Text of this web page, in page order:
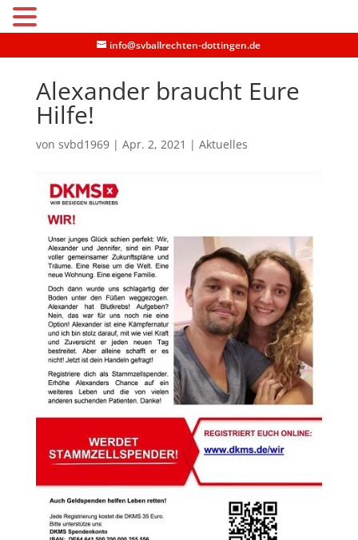
info@svballrechten-dottingen.de
Alexander braucht Eure
Hilfe!
von svbd1969| Apr. 2, 2021 | Aktuelles